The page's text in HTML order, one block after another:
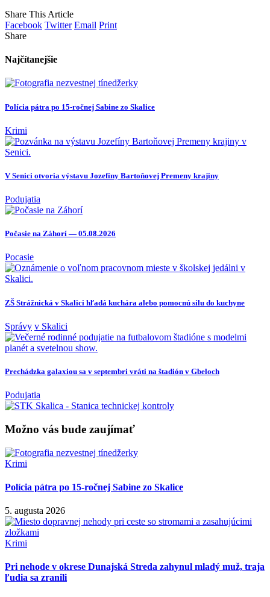
Share This Article
Facebook Twitter Email Print
Share
Najčítanejšie
Polícia pátra po 15-ročnej Sabine zo Skalice
Krimi
V Senici otvoria výstavu Jozefíny Bartoňovej Premeny krajiny
Podujatia
Počasie na Záhorí — 05.08.2026
Pocasie
ZŠ Strážnická v Skalici hľadá kuchára alebo pomocnú silu do kuchyne
Správy v Skalici
Prechádzka galaxiou sa v septembri vráti na štadión v Gbeloch
Podujatia
Možno vás bude zaujímať
Krimi
Polícia pátra po 15-ročnej Sabine zo Skalice
5. augusta 2026
Krimi
Pri nehode v okrese Dunajská Streda zahynul mladý muž, traja
ľudia sa zranili